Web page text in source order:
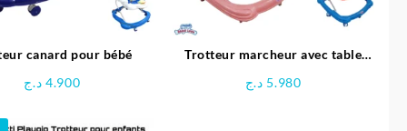
canard pour bébé
4.900 د.ج
Trotteur marcheur avec table
5.980 د.ج